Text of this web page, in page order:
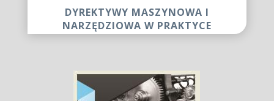
DYREKTYWY MASZYNOWA I
NARZĘDZIOWA W PRAKTYCE